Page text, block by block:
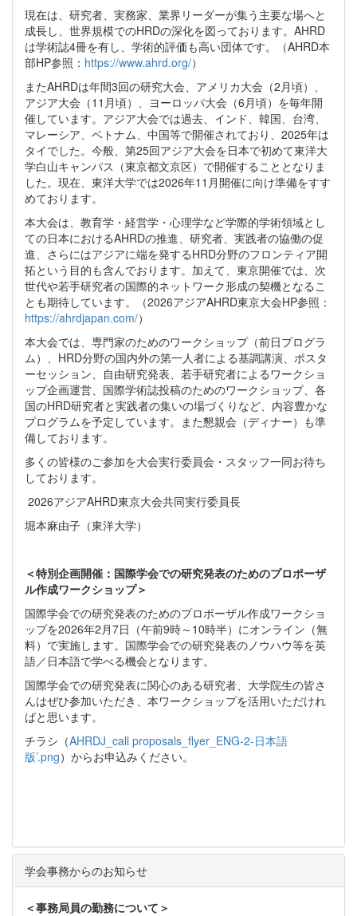
現在は、研究者、実務家、業界リーダーが集う主要な場へと
成長し、世界規模でのHRDの深化を図っております。AHRD
は学術誌4冊を有し、学術的評価も高い団体です。（AHRD本
部HP参照： https://www.ahrd.org/）
またAHRDは年間3回の研究大会、アメリカ大会（2月頃）、
アジア大会（11月頃）、ヨーロッパ大会（6月頃）を毎年開
催しています。アジア大会では過去、インド、韓国、台湾、
マレーシア、ベトナム、中国等で開催されており、2025年は
タイでした。今般、第25回アジア大会を日本で初めて東洋大
学白山キャンパス（東京都文京区）で開催することとなりま
した。現在、東洋大学では2026年11月開催に向け準備をすす
めております。
本大会は、教育学・経営学・心理学など学際的学術領域とし
ての日本におけるAHRDの推進、研究者、実践者の協働の促
進、さらにはアジアに端を発するHRD分野のフロンティア開
拓という目的も含んでおります。加えて、東京開催では、次
世代や若手研究者の国際的ネットワーク形成の契機となるこ
とも期待しています。（2026アジアAHRD東京大会HP参照：
https://ahrdjapan.com/）
本大会では、専門家のためのワークショップ（前日プログラ
ム）、HRD分野の国内外の第一人者による基調講演、ポスタ
ーセッション、自由研究発表、若手研究者によるワークショ
ップ企画運営、国際学術誌投稿のためのワークショップ、各
国のHRD研究者と実践者の集いの場づくりなど、内容豊かな
プログラムを予定しています。また懇親会（ディナー）も準
備しております。
多くの皆様のご参加を大会実行委員会・スタッフ一同お待ち
しております。
2026アジアAHRD東京大会共同実行委員長
堀本麻由子（東洋大学）
＜特別企画開催：国際学会での研究発表のためのプロポーザ
ル作成ワークショップ＞
国際学会での研究発表のためのプロポーザル作成ワークショ
ップを2026年2月7日（午前9時～10時半）にオンライン（無
料）で実施します。国際学会での研究発表のノウハウ等を英
語／日本語で学べる機会となります。
国際学会での研究発表に関心のある研究者、大学院生の皆さ
んはぜひ参加いただき、本ワークショップを活用いただけれ
ばと思います。
チラシ（AHRDJ_call proposals_flyer_ENG-2-日本語
版’.png）からお申込みください。
学会事務からのお知らせ
＜事務局員の勤務について＞